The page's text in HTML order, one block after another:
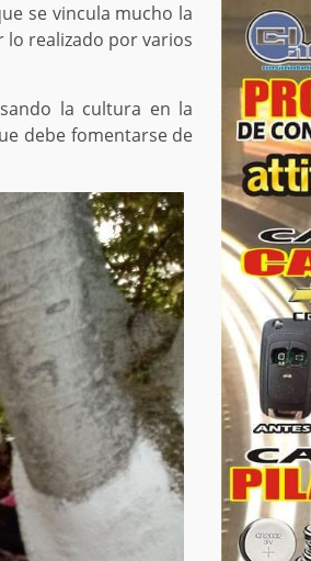
se vincula mucho la
lo realizado por varios
la cultura en la
debe fomentarse de